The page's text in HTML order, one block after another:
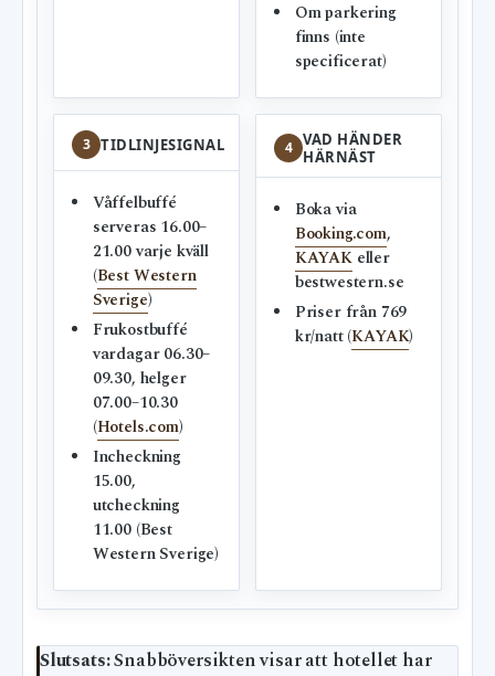
Om parkering
finns (inte
specificerat)
3 TIDLINJESIGNAL
Våffelbuffé
serveras 16.00–
21.00 varje kväll
(Best Western
Sverige)
Frukostbuffé
vardagar 06.30–
09.30, helger
07.00–10.30
(Hotels.com)
Incheckning
15.00,
utcheckning
11.00 (Best
Western Sverige)
4 VAD HÄNDER
HÄRNÄST
Boka via
Booking.com,
KAYAKeller
bestwestern.se
Priser från 769
kr/natt (KAYAK)
Slutsats:Snabböversikten visar att hotellet har